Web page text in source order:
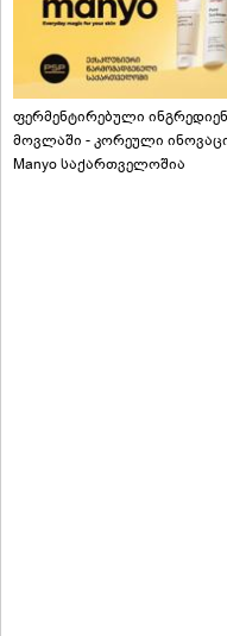
ფერმენტირებული
მოვლაში - კორეული
Manyo საქართველოშია